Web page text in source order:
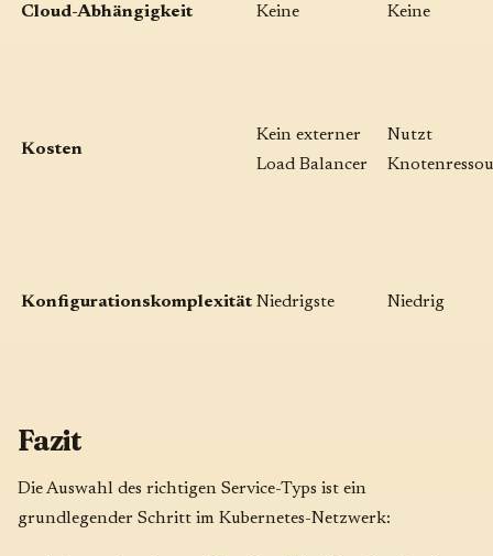
Cloud-Abhängigkeit Keine Keine
Kosten
Kein externer
Load Balancer
Nutzt
Konfigurationskomplexität Niedrigste Niedrig
Fazit
Die Auswahl des richtigen Service-Typs ist ein
grundlegender Schritt im Kubernetes-Netzwerk: